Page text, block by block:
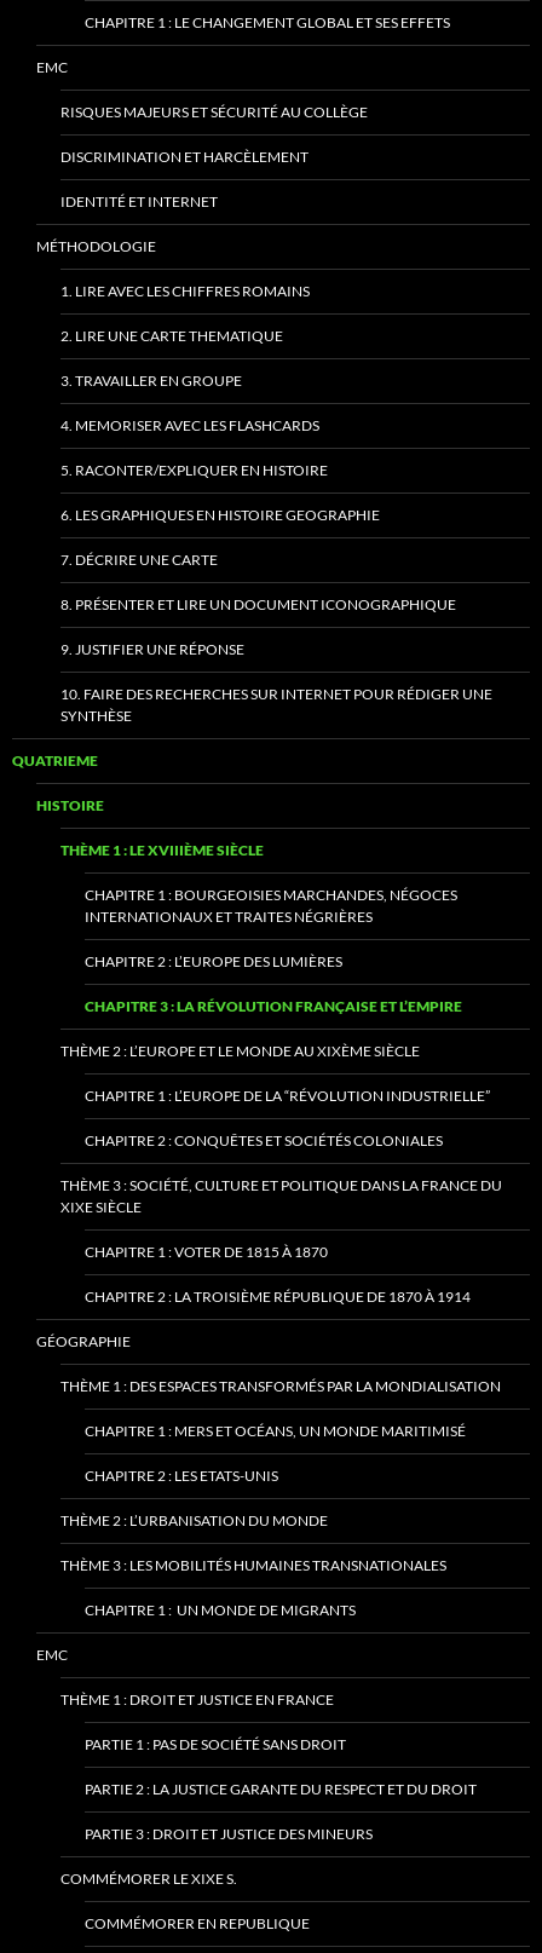
CHAPITRE 1 : LE CHANGEMENT GLOBAL ET SES EFFETS
EMC
RISQUES MAJEURS ET SÉCURITÉ AU COLLÈGE
DISCRIMINATION ET HARCÈLEMENT
IDENTITÉ ET INTERNET
MÉTHODOLOGIE
1. LIRE AVEC LES CHIFFRES ROMAINS
2. LIRE UNE CARTE THEMATIQUE
3. TRAVAILLER EN GROUPE
4. MEMORISER AVEC LES FLASHCARDS
5. RACONTER/EXPLIQUER EN HISTOIRE
6. LES GRAPHIQUES EN HISTOIRE GEOGRAPHIE
7. DÉCRIRE UNE CARTE
8. PRÉSENTER ET LIRE UN DOCUMENT ICONOGRAPHIQUE
9. JUSTIFIER UNE RÉPONSE
10. FAIRE DES RECHERCHES SUR INTERNET POUR RÉDIGER UNE
SYNTHÈSE
QUATRIEME
HISTOIRE
THÈME 1 : LE XVIIIÈME SIÈCLE
CHAPITRE 1 : BOURGEOISIES MARCHANDES, NÉGOCES
INTERNATIONAUX ET TRAITES NÉGRIÈRES
CHAPITRE 2 : L’EUROPE DES LUMIÈRES
CHAPITRE 3 : LA RÉVOLUTION FRANÇAISE ET L’EMPIRE
THÈME 2 : L’EUROPE ET LE MONDE AU XIXÈME SIÈCLE
CHAPITRE 1 : L’EUROPE DE LA “RÉVOLUTION INDUSTRIELLE”
CHAPITRE 2 : CONQUÊTES ET SOCIÉTÉS COLONIALES
THÈME 3 : SOCIÉTÉ, CULTURE ET POLITIQUE DANS LA FRANCE DU
XIXE SIÈCLE
CHAPITRE 1 : VOTER DE 1815 À 1870
CHAPITRE 2 : LA TROISIÈME RÉPUBLIQUE DE 1870 À 1914
GÉOGRAPHIE
THÈME 1 : DES ESPACES TRANSFORMÉS PAR LA MONDIALISATION
CHAPITRE 1 : MERS ET OCÉANS, UN MONDE MARITIMISÉ
CHAPITRE 2 : LES ETATS-UNIS
THÈME 2 : L’URBANISATION DU MONDE
THÈME 3 : LES MOBILITÉS HUMAINES TRANSNATIONALES
CHAPITRE 1 : UN MONDE DE MIGRANTS
EMC
THÈME 1 : DROIT ET JUSTICE EN FRANCE
PARTIE 1 : PAS DE SOCIÉTÉ SANS DROIT
PARTIE 2 : LA JUSTICE GARANTE DU RESPECT ET DU DROIT
PARTIE 3 : DROIT ET JUSTICE DES MINEURS
COMMÉMORER LE XIXE S.
COMMÉMORER EN REPUBLIQUE